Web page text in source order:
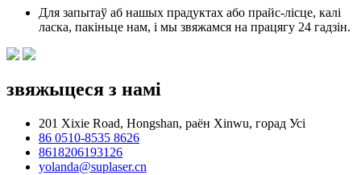
Для запытаў аб нашых прадуктах або прайс-лісце, калі
ласка, пакіньце нам, і мы звяжамся на працягу 24 гадзін.
звяжыцеся з намі
201 Xixie Road, Hongshan, раён Xinwu, горад Усі
86 0510-8535 8626
8618206193126
yolanda@suplaser.cn